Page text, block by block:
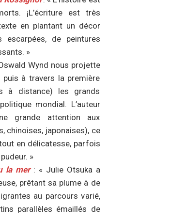
¡L’écriture est très
en plantant un décor
de peintures
»
Wynd nous projette
à travers la première
à distance) les grands
mondial. L’auteur
grande attention aux
chinoises, japonaises), ce
en délicatesse, parfois
»
la mer: « Julie Otsuka a
prêtant sa plume à de
au parcours varié,
parallèles émaillés de